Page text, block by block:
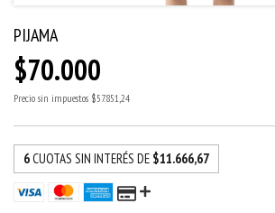
PIJAMA
$70.000
Precio sin impuestos $57.851,24
6CUOTAS SIN INTERÉS DE $11.666,67